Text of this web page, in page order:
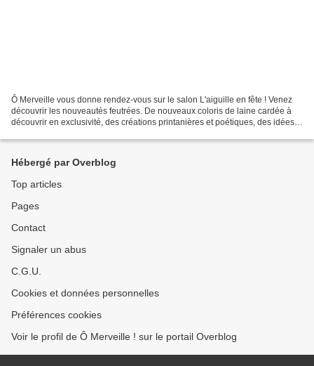
Ô Merveille vous donne rendez-vous sur le salon L'aiguille en fête ! Venez
découvrir les nouveautés feutrées. De nouveaux coloris de laine cardée à
découvrir en exclusivité, des créations printanières et poétiques, des idées
Hébergé par Overblog
Top articles
Pages
Contact
Signaler un abus
C.G.U.
Cookies et données personnelles
Préférences cookies
Voir le profil de Ô Merveille ! sur le portail Overblog